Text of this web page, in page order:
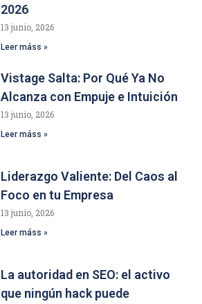
2026
13 junio, 2026
Leer máss »
Vistage Salta: Por Qué Ya No
Alcanza con Empuje e Intuición
13 junio, 2026
Leer máss »
Liderazgo Valiente: Del Caos al
Foco en tu Empresa
13 junio, 2026
Leer máss »
La autoridad en SEO: el activo
que ningún hack puede